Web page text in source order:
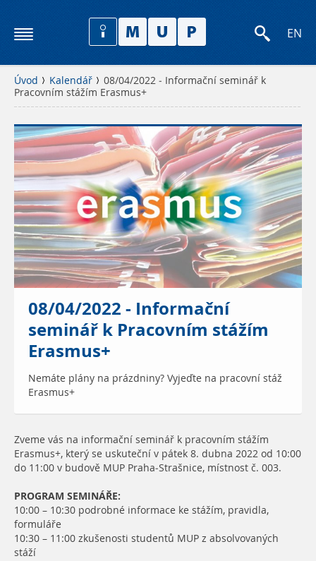
EN
Úvod Kalendář
08/04/2022 - Informační seminář k
Pracovním stážím Erasmus+
08/04/2022 - Informační
seminář k Pracovním stážím
Erasmus+
Nemáte plány na prázdniny? Vyjeďte na pracovní stáž
Erasmus+
Zveme vás na informační seminář k pracovním stážím
Erasmus+, který se uskuteční v pátek 8. dubna 2022 od 10:00
do 11:00 v budově MUP Praha-Strašnice, místnost č. 003.
PROGRAM SEMINÁŘE:
10:00 – 10:30 podrobné informace ke stážím, pravidla,
formuláře
10:30 – 11:00 zkušenosti studentů MUP z absolvovaných
stáží